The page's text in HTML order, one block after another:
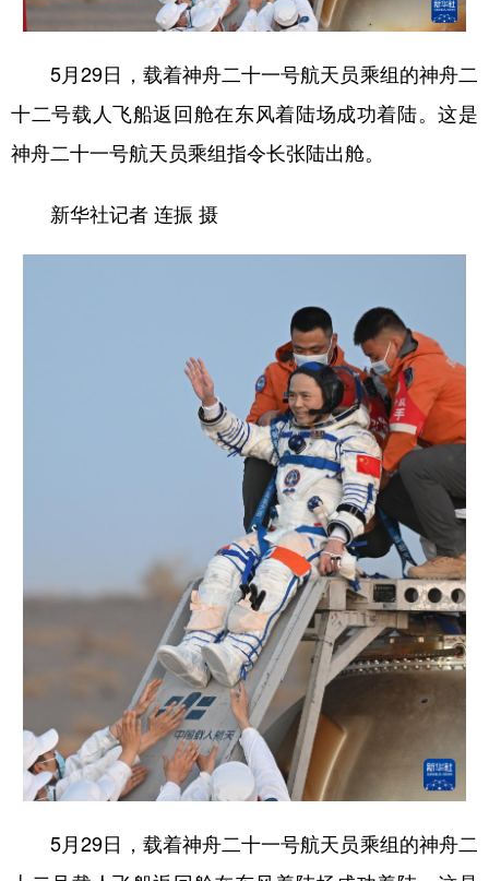
5月29日，载着神舟二十一号航天员乘组的神舟二
十二号载人飞船返回舱在东风着陆场成功着陆。这是
神舟二十一号航天员乘组指令长张陆出舱。
新华社记者 连振 摄
5月29日，载着神舟二十一号航天员乘组的神舟二